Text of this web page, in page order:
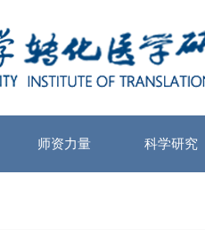
师资力量 科学研究